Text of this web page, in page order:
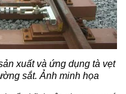
xuất và ứng dụng tà vẹt
sắt. Ảnh minh họa